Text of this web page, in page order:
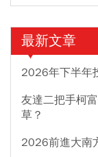
最新文章
2026年下半年
友達二把手柯
草？
2026前進大南